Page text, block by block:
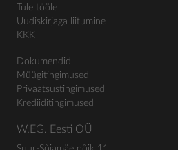
Tule tööle
Uudiskirjaga liitumine
KKK
Dokumendid
Müügitingimused
Privaatsustingimused
Krediiditingimused
W.EG. Eesti OÜ